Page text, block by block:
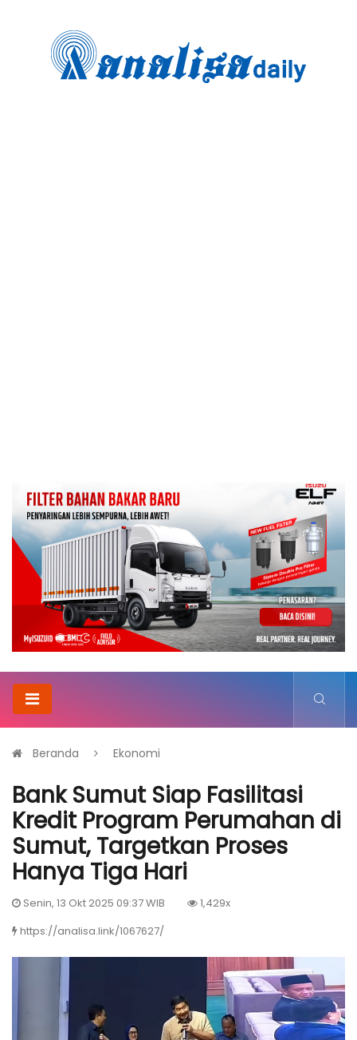
Beranda Ekonomi
Bank Sumut Siap Fasilitasi
Kredit Program Perumahan di
Sumut, Targetkan Proses
Hanya Tiga Hari
Senin, 13 Okt 2025 09:37 WIB
1,429x
https://analisa.link/1067627/